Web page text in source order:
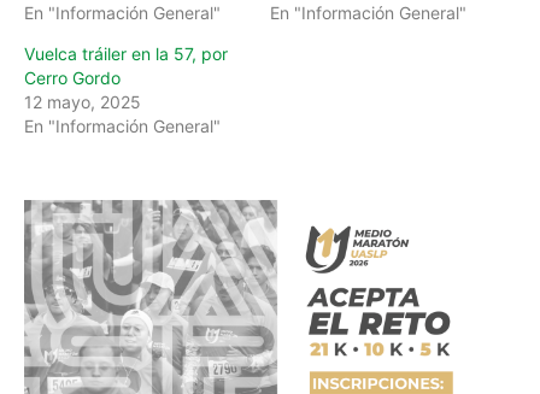
En "Información General"
En "Información General"
Vuelca tráiler en la 57, por
Cerro Gordo
12 mayo, 2025
En "Información General"